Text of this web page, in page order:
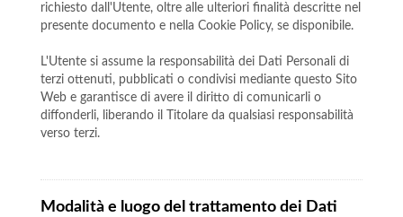
richiesto dall'Utente, oltre alle ulteriori finalità descritte nel
presente documento e nella Cookie Policy, se disponibile.
L'Utente si assume la responsabilità dei Dati Personali di
terzi ottenuti, pubblicati o condivisi mediante questo Sito
Web e garantisce di avere il diritto di comunicarli o
diffonderli, liberando il Titolare da qualsiasi responsabilità
verso terzi.
Modalità e luogo del trattamento dei Dati